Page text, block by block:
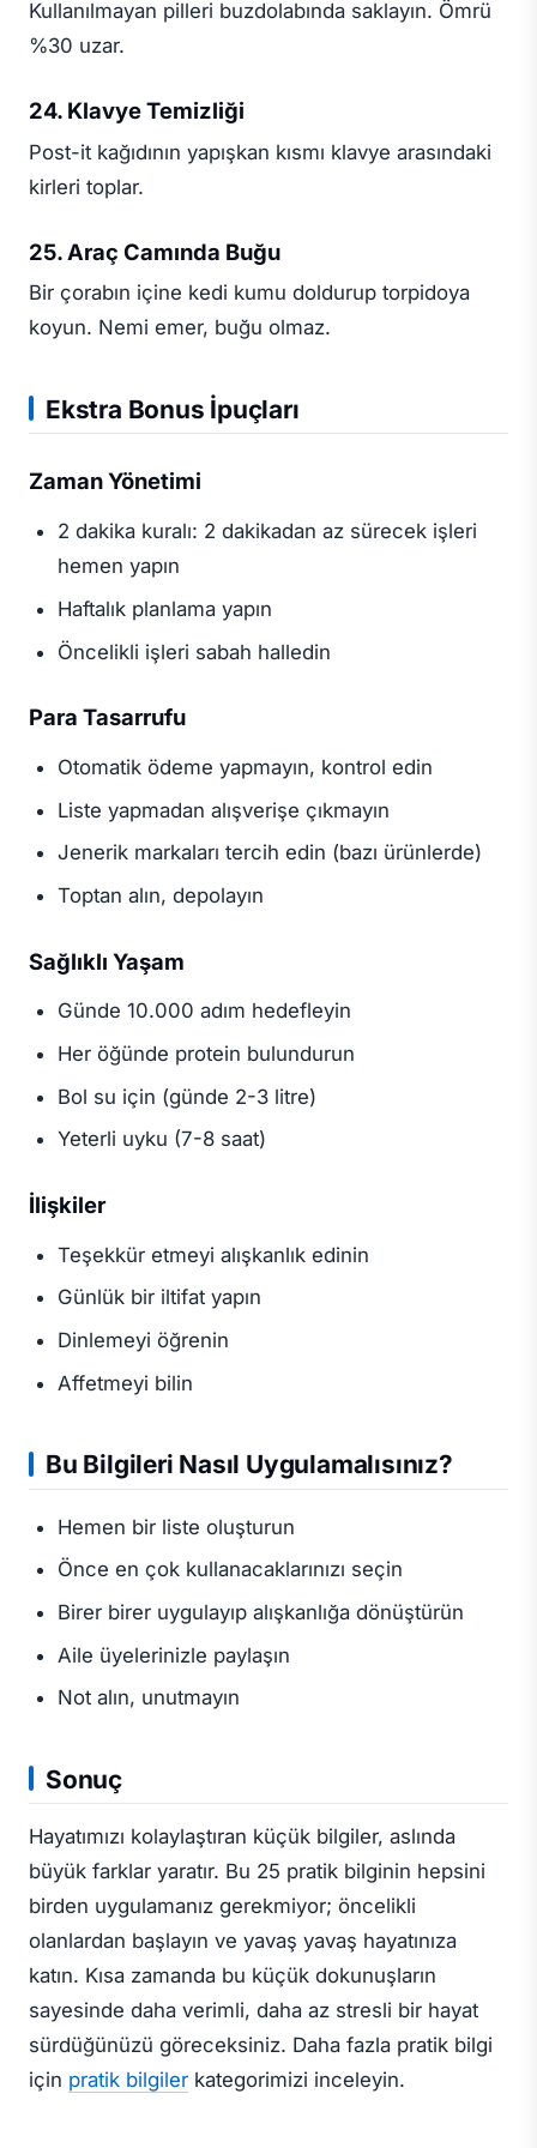
Kullanılmayan pilleri buzdolabında saklayın. Ömrü
%30 uzar.
24. Klavye Temizliği
Post-it kağıdının yapışkan kısmı klavye arasındaki
kirleri toplar.
25. Araç Camında Buğu
Bir çorabın içine kedi kumu doldurup torpidoya
koyun. Nemi emer, buğu olmaz.
Ekstra Bonus İpuçları
Zaman Yönetimi
2 dakika kuralı: 2 dakikadan az sürecek işleri
hemen yapın
Haftalık planlama yapın
Öncelikli işleri sabah halledin
Para Tasarrufu
Otomatik ödeme yapmayın, kontrol edin
Liste yapmadan alışverişe çıkmayın
Jenerik markaları tercih edin (bazı ürünlerde)
Toptan alın, depolayın
Sağlıklı Yaşam
Günde 10.000 adım hedefleyin
Her öğünde protein bulundurun
Bol su için (günde 2-3 litre)
Yeterli uyku (7-8 saat)
İlişkiler
Teşekkür etmeyi alışkanlık edinin
Günlük bir iltifat yapın
Dinlemeyi öğrenin
Affetmeyi bilin
Bu Bilgileri Nasıl Uygulamalısınız?
Hemen bir liste oluşturun
Önce en çok kullanacaklarınızı seçin
Birer birer uygulayıp alışkanlığa dönüştürün
Aile üyelerinizle paylaşın
Not alın, unutmayın
Sonuç
Hayatımızı kolaylaştıran küçük bilgiler, aslında
büyük farklar yaratır. Bu 25 pratik bilginin hepsini
birden uygulamanız gerekmiyor; öncelikli
olanlardan başlayın ve yavaş yavaş hayatınıza
katın. Kısa zamanda bu küçük dokunuşların
sayesinde daha verimli, daha az stresli bir hayat
sürdüğünüzü göreceksiniz. Daha fazla pratik bilgi
için pratik bilgiler kategorimizi inceleyin.